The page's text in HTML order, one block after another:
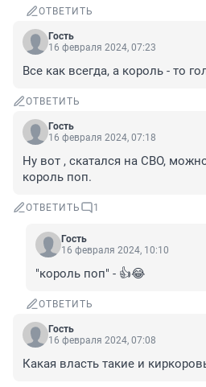
ОТВЕТИТЬ
Гость
16 февраля 2024, 07:23
Все как всегда, а король - то
ОТВЕТИТЬ
Гость
16 февраля 2024, 07:18
Ну вот , скатался на СВО,
король поп.
ОТВЕТИТЬ 1
Гость
16 февраля 2024, 10:10
"король поп" - 👍😂
ОТВЕТИТЬ
Гость
16 февраля 2024, 07:08
Какая власть такие и